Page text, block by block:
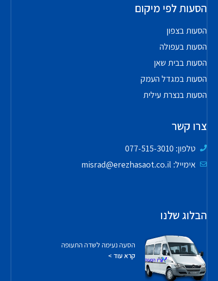
הסעות לפי מיקום
הסעות בצפון
הסעות בעפולה
הסעות בבית שאן
הסעות במגדל העמק
הסעות בנצרת עילית
צרו קשר
טלפון: 077-515-3010
אימייל: misrad@erezhasaot.co.il
הבלוג שלנו
הסעה נעימה לשדה התעופה
קרא עוד >